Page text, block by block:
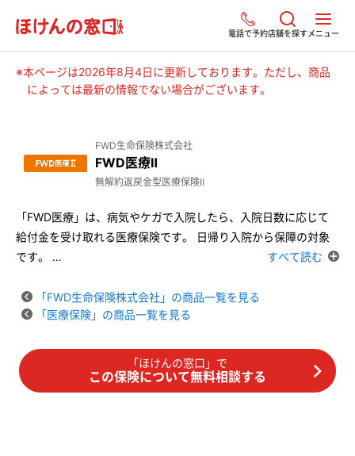
電話で予約店舗を探すメニュー
※本ページは2026年8月4日に更新しております。ただし、商品
によっては最新の情報でない場合がございます。
FWD生命保険株式会社
FWD医療Ⅱ
無解約返戻金型医療保険Ⅱ
「FWD医療」は、病気やケガで入院したら、入院日数に応じて
給付金を受け取れる医療保険です。 日帰り入院から保障の対象
です。 … すべて読む
「FWD生命保険株式会社」の商品一覧を見る
「医療保険」の商品一覧を見る
「ほけんの窓口」で
この保険について無料相談する